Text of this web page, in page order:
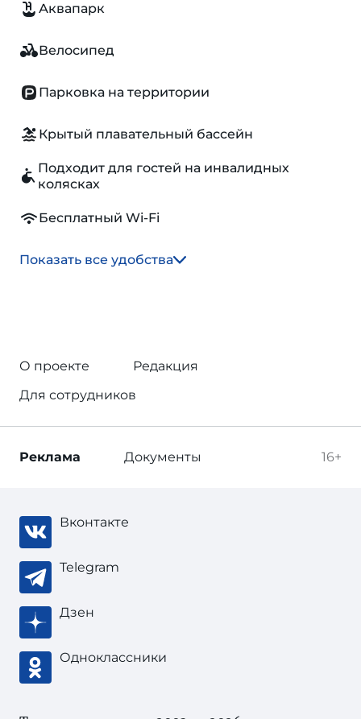
Аквапарк
Велосипед
Парковка на территории
Крытый плавательный бассейн
Подходит для гостей на инвалидных
колясках
Бесплатный Wi-Fi
Показать все удобства
О проекте
Редакция
Для сотрудников
16+
Реклама Документы
Вконтакте
Telegram
Дзен
Одноклассники